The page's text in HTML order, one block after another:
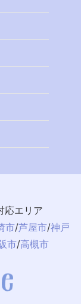
応エリア
市/芦屋市/神戸
市/高槻市